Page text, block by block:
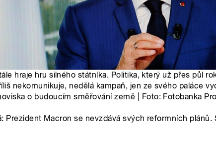
hraje hru silného státníka. Politika, který už přes půl
nekomunikuje, nedělá kampaň, jen ze svého paláce
o budoucím směřování země | Foto: Fotobanka
Prezident Macron se nevzdává svých reformních plánů.